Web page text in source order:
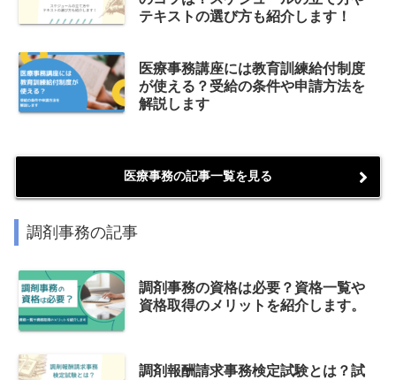
テキストの選び方も紹介します！
医療事務講座には教育訓練給付制度
が使える？受給の条件や申請方法を
解説します
医療事務の記事一覧を見る
調剤事務の記事
調剤事務の資格は必要？資格一覧や
資格取得のメリットを紹介します。
調剤報酬請求事務検定試験とは？試